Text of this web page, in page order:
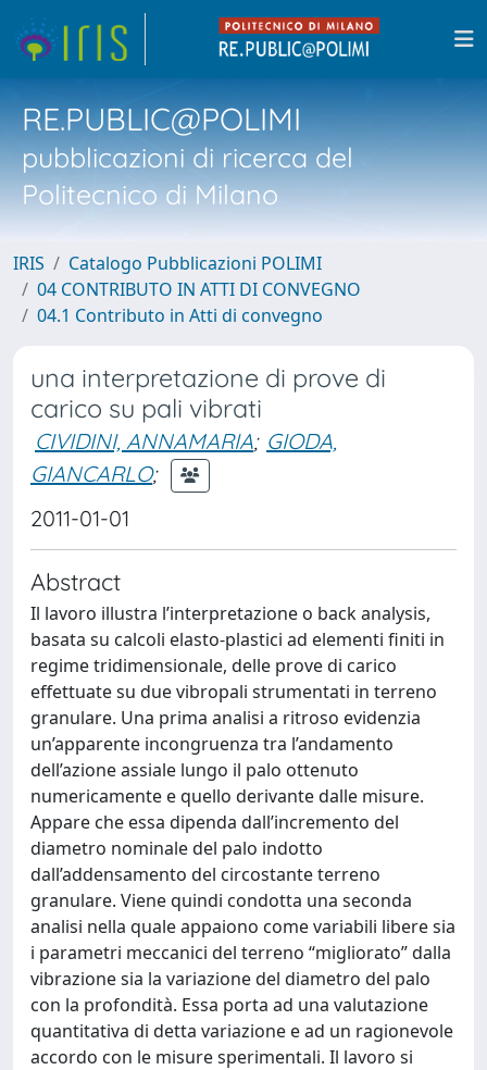
RE.PUBLIC@POLIMI
pubblicazioni di ricerca del
Politecnico di Milano
IRIS
Catalogo Pubblicazioni POLIMI
04 CONTRIBUTO IN ATTI DI CONVEGNO
04.1 Contributo in Atti di convegno
una interpretazione di prove di
carico su pali vibrati
CIVIDINI, ANNAMARIA; GIODA,
GIANCARLO;
2011-01-01
Abstract
Il lavoro illustra l’interpretazione o back analysis,
basata su calcoli elasto-plastici ad elementi finiti in
regime tridimensionale, delle prove di carico
effettuate su due vibropali strumentati in terreno
granulare. Una prima analisi a ritroso evidenzia
un’apparente incongruenza tra l’andamento
dell’azione assiale lungo il palo ottenuto
numericamente e quello derivante dalle misure.
Appare che essa dipenda dall’incremento del
diametro nominale del palo indotto
dall’addensamento del circostante terreno
granulare. Viene quindi condotta una seconda
analisi nella quale appaiono come variabili libere sia
i parametri meccanici del terreno “migliorato” dalla
vibrazione sia la variazione del diametro del palo
con la profondità. Essa porta ad una valutazione
quantitativa di detta variazione e ad un ragionevole
accordo con le misure sperimentali. Il lavoro si